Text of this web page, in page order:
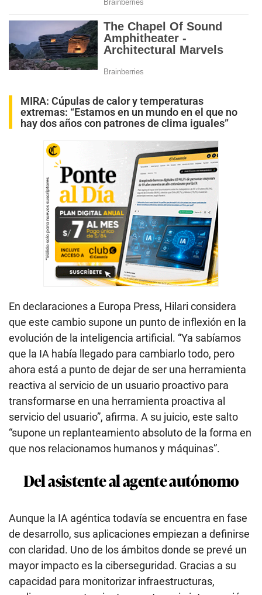
MIRA: Cúpulas de calor y temperaturas
extremas: “Estamos en un mundo en el que no
hay dos años con patrones de clima iguales”
En declaraciones a Europa Press, Hilari considera
que este cambio supone un punto de inflexión en la
evolución de la inteligencia artificial. “Ya sabíamos
que la IA había llegado para cambiarlo todo, pero
ahora está a punto de dejar de ser una herramienta
reactiva al servicio de un usuario proactivo para
transformarse en una herramienta proactiva al
servicio del usuario”, afirma. A su juicio, este salto
“supone un replanteamiento absoluto de la forma en
que nos relacionamos humanos y máquinas”.
Del asistente al agente autónomo
Aunque la IA agéntica todavía se encuentra en fase
de desarrollo, sus aplicaciones empiezan a definirse
con claridad. Uno de los ámbitos donde se prevé un
mayor impacto es la ciberseguridad. Gracias a su
capacidad para monitorizar infraestructuras,